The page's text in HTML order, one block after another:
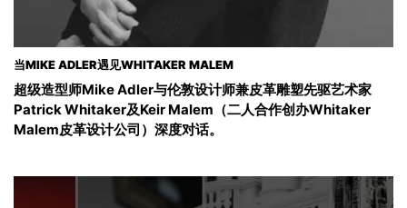
当MIKE ADLER遇见WHITAKER MALEM
超级造型师Mike Adler与伦敦设计师兼皮革雕塑先驱艺术家
Patrick Whitaker及Keir Malem（二人合作创办Whitaker
Malem皮革设计公司）深度对话。